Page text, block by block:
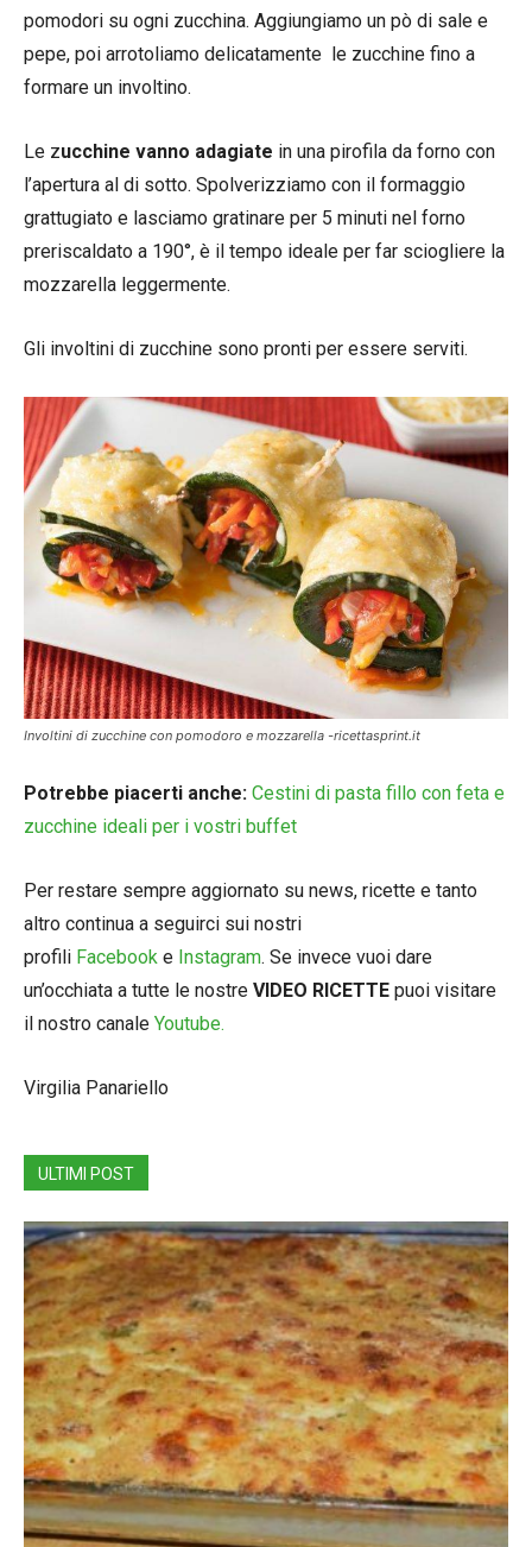
pomodori su ogni zucchina. Aggiungiamo un pò di sale e
pepe, poi arrotoliamo delicatamente le zucchine fino a
formare un involtino.
Le zucchine vanno adagiate in una pirofila da forno con
l’apertura al di sotto. Spolverizziamo con il formaggio
grattugiato e lasciamo gratinare per 5 minuti nel forno
preriscaldato a 190°, è il tempo ideale per far sciogliere la
mozzarella leggermente.
Gli involtini di zucchine sono pronti per essere serviti.
Involtini di zucchine con pomodoro e mozzarella -ricettasprint.it
Potrebbe piacerti anche: Cestini di pasta fillo con feta e
zucchine ideali per i vostri buffet
Per restare sempre aggiornato su news, ricette e tanto
altro continua a seguirci sui nostri
profili Facebook e Instagram. Se invece vuoi dare
un’occhiata a tutte le nostre VIDEO RICETTE puoi visitare
il nostro canale Youtube.
Virgilia Panariello
ULTIMI POST